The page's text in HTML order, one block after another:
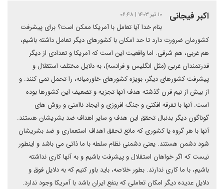
اکبر فیجانی ۱۰ تیر ۱۴۰۳ | ۰۶:۴۸
بنام خدا آیا تعامل با آمریکا ممکن است؟ برای پیشرفت
کشورمان ضرورت دارد تا حد امکان با کشورهای دیگر تعامل داشته باشیم،
هم غربی، هم شرقی. اما واقعیت این است که آمریکا و تعدادی از دیگر
قدرتمندان غربی (مثل انگلیس و فرانسه)، به دلایل مختلف استقلال و
پیشرفت کشورهای دیگر، بویژه کشورهای خاورمیانه، را تحمل نمی کنند. و
از بیش از نیم قرن گذشته هدف آنها تجزیه و تضعیف این کشورها بوده
است. آنها با تفرقه افکنی و جنگ افروزی و ایجاد ناامنی و روش های
گوناگون دیگر بدنبال تحقق این هدف و سایر اهداف ضد بشریشان هستند.
آنها با هر گروه یا کشوری که مانع تحقق اهداف استعماری و ضد بشریشان
شود دشمن هستند. یعنی دشمنی نظام سلطه با ما ذاتی می باشد و اینطور
نیست که اگر خواهان استقلال و پیشرفت باشیم و به آنها کاری نداشته
باشیم، با ما کاری ندارند. بطور خلاصه، باید باور کنیم که به دلایل فوق و
دلایل عدیده دیگر امکان تعاملی که بنفع ایران باشد با آمریکا وجود ندارد.